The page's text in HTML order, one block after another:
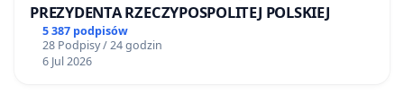
PREZYDENTA RZECZYPOSPOLITEJ POLSKIEJ
5 387 podpisów
28 Podpisy / 24 godzin
6 Jul 2026